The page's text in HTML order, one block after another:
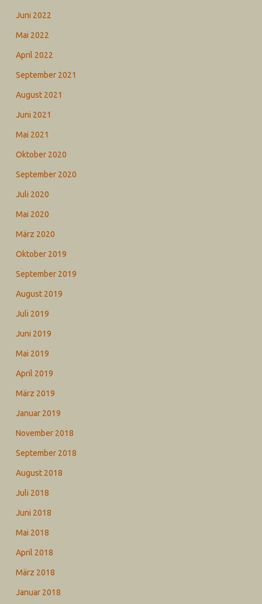
Juni 2022
Mai 2022
April 2022
September 2021
August 2021
Juni 2021
Mai 2021
Oktober 2020
September 2020
Juli 2020
Mai 2020
März 2020
Oktober 2019
September 2019
August 2019
Juli 2019
Juni 2019
Mai 2019
April 2019
März 2019
Januar 2019
November 2018
September 2018
August 2018
Juli 2018
Juni 2018
Mai 2018
April 2018
März 2018
Januar 2018